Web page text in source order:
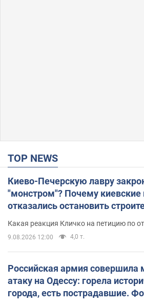
TOP NEWS
Киево-Печерскую лавру
"монстром"? Почему киевские
отказались остановить
Какая реакция Кличко на петицию по
9.08.2026 12:00 4,0 т.
Российская армия совершила
атаку на Одессу: горела
города, есть пострадавшие.